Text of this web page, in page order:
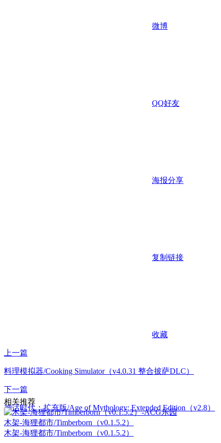
微博
QQ好友
海报分享
复制链接
收藏
上一篇
料理模拟器/Cooking Simulator（v4.0.31 整合披萨DLC）
下一篇
神话时代：扩充版/Age of Mythology: Extended Edition（v2.8）
相关推荐
木架-海狸都市/Timberborn（v0.1.5.2）
木架-海狸都市/Timberborn（v0.1.5.2）